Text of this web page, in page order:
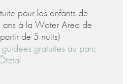
pour les enfants de
ans à la Water Area de
de 5 nuits)
guidées gratuites au parc